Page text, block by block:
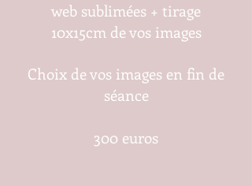
web sublimées + tirage
10x15cm de vos images
Choix de vos images en fin de
séance
300 euros